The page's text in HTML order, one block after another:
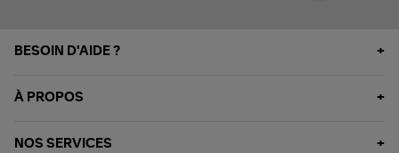
BESOIN D'AIDE ?
À PROPOS
NOS SERVICES